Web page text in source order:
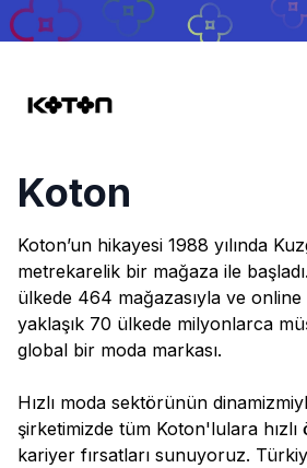
Koton
Koton’un hikayesi 1988 yılında
metrekarelik bir mağaza ile
ülkede 464 mağazasıyla ve online
yaklaşık 70 ülkede milyonlarca
global bir moda markası.
Hızlı moda sektörünün
şirketimizde tüm Koton'lulara
kariyer fırsatları sunuyoruz.